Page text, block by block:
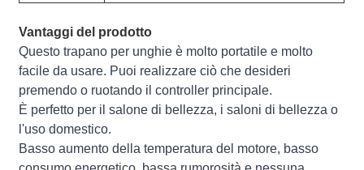
Vantaggi del prodotto
Questo trapano per unghie è molto portatile e molto
facile da usare. Puoi realizzare ciò che desideri
premendo o ruotando il controller principale.
È perfetto per il salone di bellezza, i saloni di bellezza o
l'uso domestico.
Basso aumento della temperatura del motore, basso